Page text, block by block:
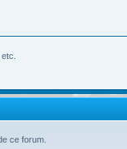
ce forum.